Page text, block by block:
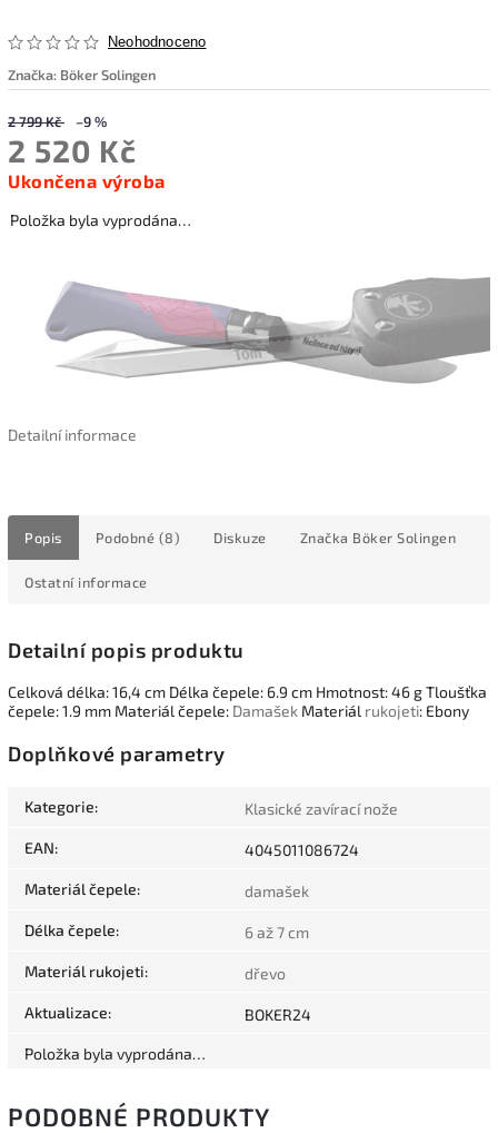
Neohodnoceno
Značka: Böker Solingen
2 799 Kč –9 %
2 520 Kč
Ukončena výroba
Položka byla vyprodána…
Detailní informace
Popis Podobné (8) Diskuze Značka Böker Solingen
Ostatní informace
Detailní popis produktu
Celková délka: 16,4 cm Délka čepele: 6.9 cm Hmotnost: 46 g Tloušťka
čepele: 1.9 mm Materiál čepele: Damašek Materiál rukojeti: Ebony
Doplňkové parametry
Kategorie: Klasické zavírací nože
EAN: 4045011086724
Materiál čepele: damašek
Délka čepele: 6 až 7 cm
Materiál rukojeti: dřevo
Aktualizace: BOKER24
Položka byla vyprodána…
PODOBNÉ PRODUKTY